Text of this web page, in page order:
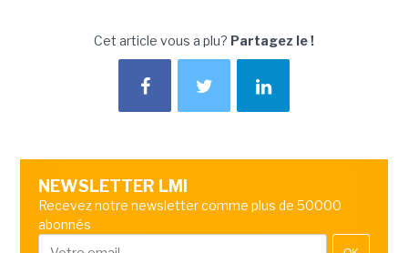
Cet article vous a plu? Partagez le !
NEWSLETTER LMI
Recevez notre newsletter comme plus de 50000
abonnés